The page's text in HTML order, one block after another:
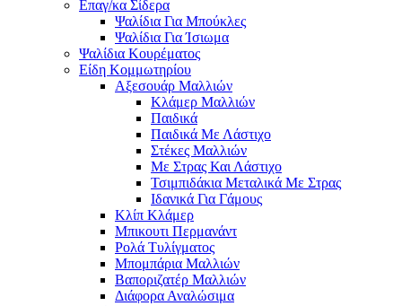
Επαγ/κα Σίδερα
Ψαλίδια Για Μπούκλες
Ψαλίδια Για Ίσιωμα
Ψαλίδια Κουρέματος
Είδη Κομμωτηρίου
Αξεσουάρ Μαλλιών
Κλάμερ Μαλλιών
Παιδικά
Παιδικά Με Λάστιχο
Στέκες Μαλλιών
Με Στρας Και Λάστιχο
Τσιμπιδάκια Μεταλικά Με Στρας
Ιδανικά Για Γάμους
Κλίπ Κλάμερ
Μπικουτι Περμανάντ
Ρολά Τυλίγματος
Μπομπάρια Μαλλιών
Βαποριζατέρ Μαλλιών
Διάφορα Αναλώσιμα